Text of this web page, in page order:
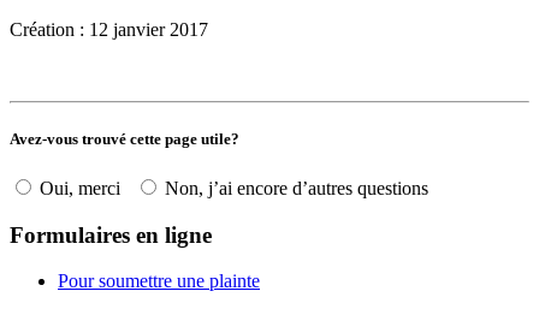
Création : 12 janvier 2017
Avez-vous trouvé cette page utile?
Oui, merci Non, j’ai encore d’autres questions
Formulaires en ligne
Pour soumettre une plainte